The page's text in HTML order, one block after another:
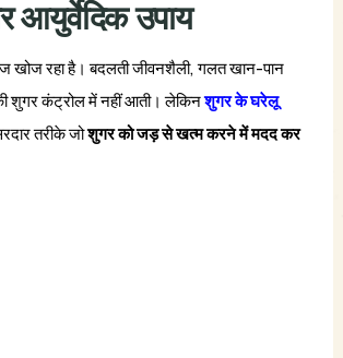
उपाय
खोज रहा है। बदलती जीवनशैली, गलत खान-पान
की शुगर कंट्रोल में नहीं आती। लेकिनशुगर के घरेलू
तरीके जोशुगर को जड़ से खत्म करने में मदद कर